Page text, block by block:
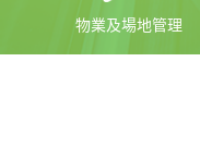
物業及場地管理